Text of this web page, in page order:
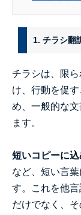
1. チラシ翻
チラシは、限
け、行動を促
め、一般的な
ます。
短いコピーに
など、短い言
す。これを他
だけでなく、